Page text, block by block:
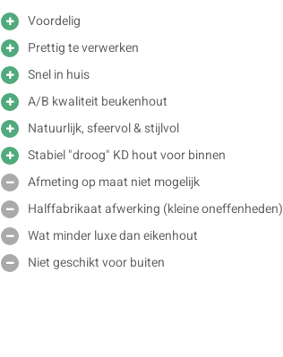
Voordelig
Prettig te verwerken
Snel in huis
A/B kwaliteit beukenhout
Natuurlijk, sfeervol & stijlvol
Stabiel "droog" KD hout voor binnen
Afmeting op maat niet mogelijk
Halffabrikaat afwerking (kleine oneffenheden)
Wat minder luxe dan eikenhout
Niet geschikt voor buiten